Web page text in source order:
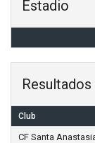
Estadio
Resultados
Club
CF Santa